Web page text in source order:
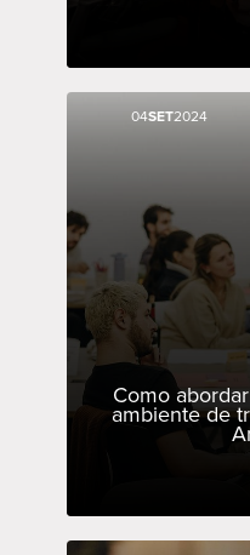
04SET2024
Como
ambiente de
04SET2024